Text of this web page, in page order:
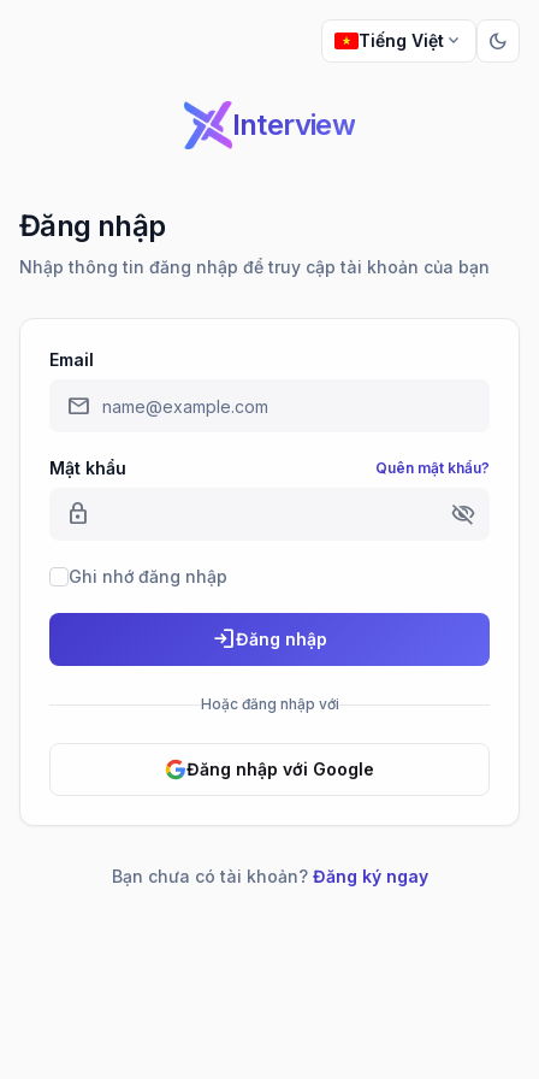
Tiếng Việt expand_more dark_mode
Interview
Đăng nhập
Nhập thông tin đăng nhập để truy cập tài khoản của bạn
Email
mail
Mật khẩu Quên mật khẩu?
lock visibility_off
Ghi nhớ đăng nhập
loginĐăng nhập
Hoặc đăng nhập với
Đăng nhập với Google
Bạn chưa có tài khoản? Đăng ký ngay